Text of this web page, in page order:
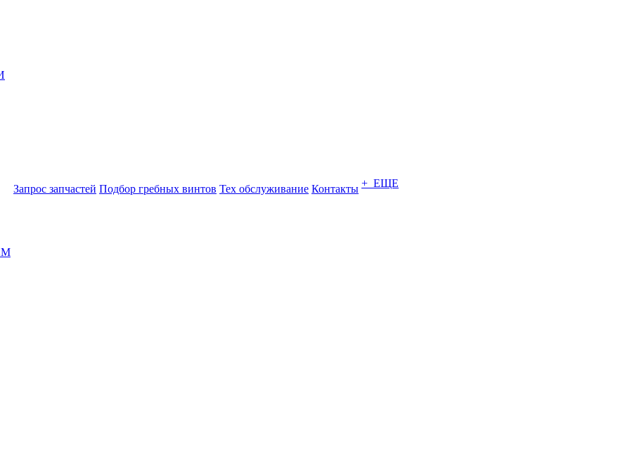
Запрос запчастей Подбор гребных винтов Тех обслуживание Контакты + ЕЩЕ